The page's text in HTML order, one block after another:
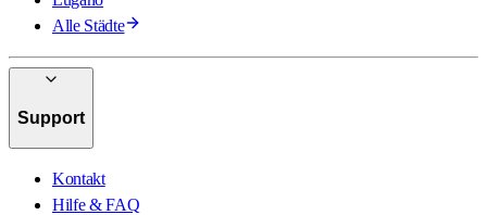
Alle Städte
Support
Kontakt
Hilfe & FAQ